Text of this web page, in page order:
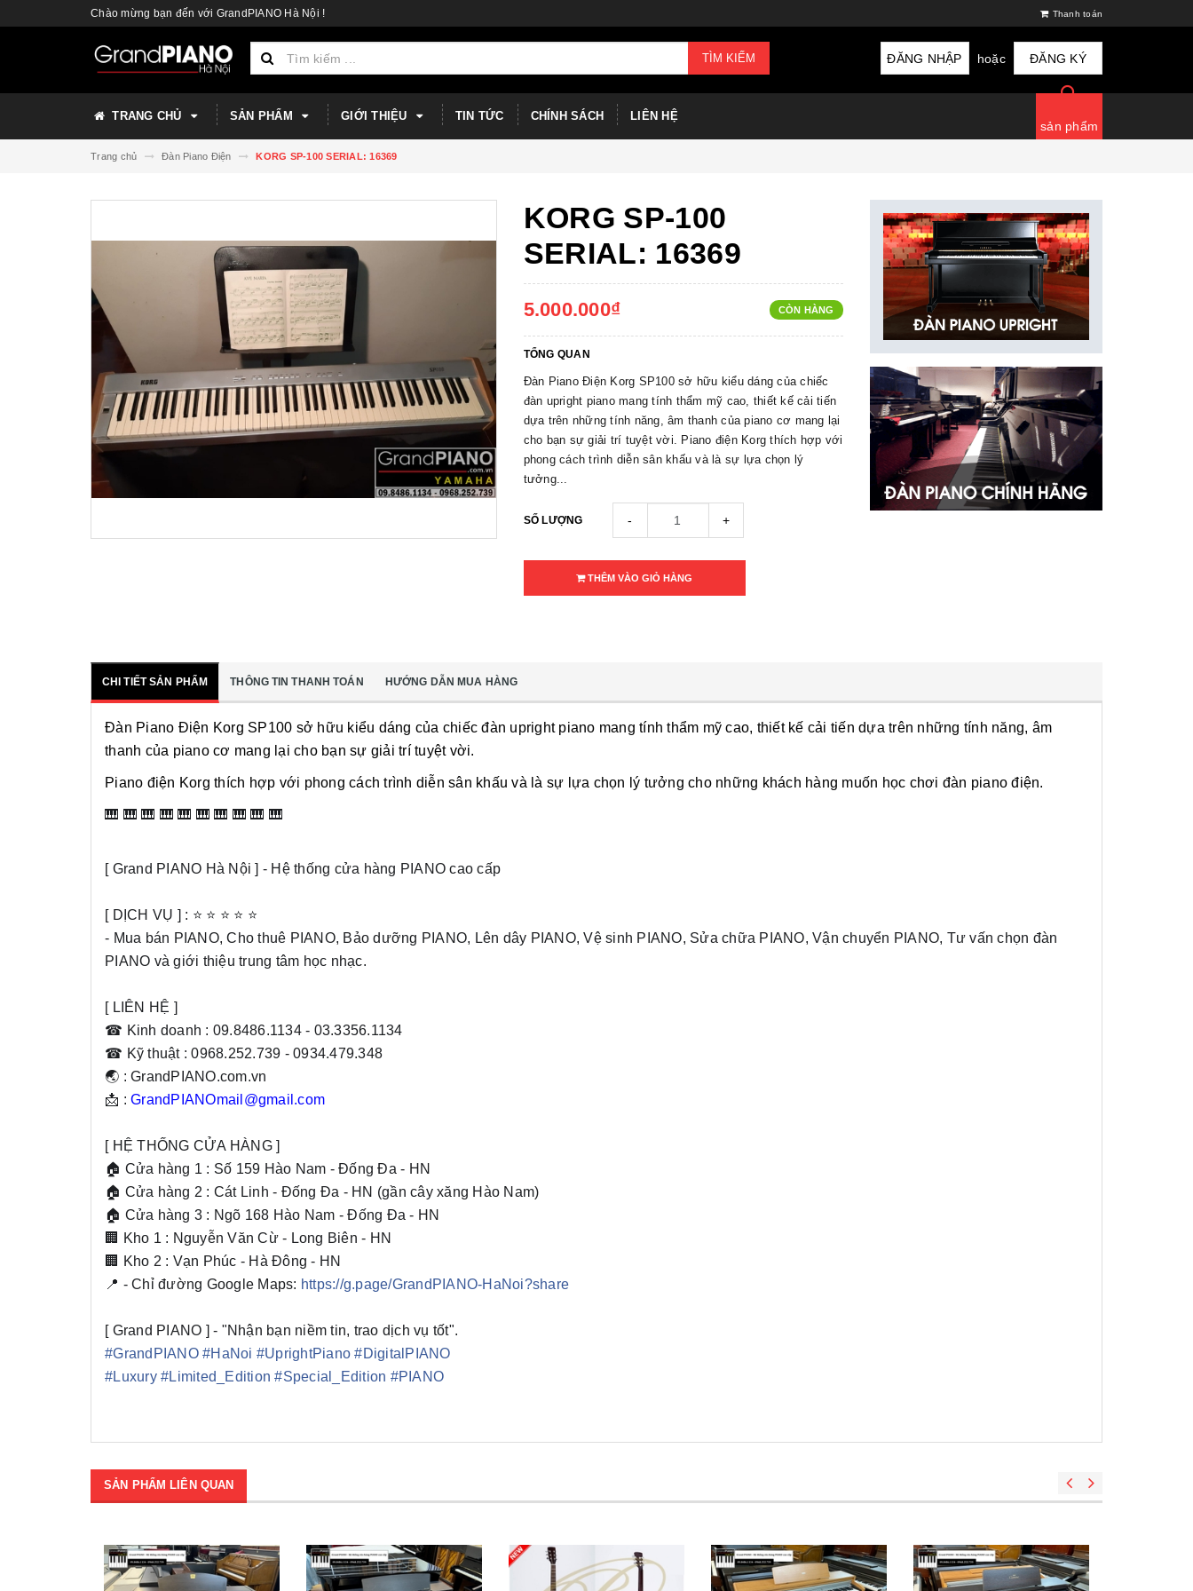
Chào mừng bạn đến với GrandPIANO Hà Nội ! Thanh toán
TÌM KIẾM ĐĂNG NHẬP hoặc ĐĂNG KÝ
TRANG CHỦ SẢN PHẨM GIỚI THIỆU TIN TỨC CHÍNH SÁCH LIÊN HỆ
sản phẩm
Trang chủ Đàn Piano Điện KORG SP-100 SERIAL: 16369
KORG SP-100
SERIAL: 16369
5.000.000₫ CÒN HÀNG
TỔNG QUAN
Đàn Piano Điện Korg SP100 sở hữu kiểu dáng của chiếc
đàn upright piano mang tính thẩm mỹ cao, thiết kế cải tiến
dựa trên những tính năng, âm thanh của piano cơ mang lại
cho bạn sự giải trí tuyệt vời. Piano điện Korg thích hợp với
phong cách trình diễn sân khấu và là sự lựa chọn lý
tưởng...
SỐ LƯỢNG - +
THÊM VÀO GIỎ HÀNG
CHI TIẾT SẢN PHẨM THÔNG TIN THANH TOÁN HƯỚNG DẪN MUA HÀNG
Đàn Piano Điện Korg SP100 sở hữu kiểu dáng của chiếc đàn upright piano mang tính thẩm mỹ cao, thiết kế cải tiến dựa trên những tính năng, âm
thanh của piano cơ mang lại cho bạn sự giải trí tuyệt vời.
Piano điện Korg thích hợp với phong cách trình diễn sân khấu và là sự lựa chọn lý tưởng cho những khách hàng muốn học chơi đàn piano điện.
🎹 🎹 🎹 🎹 🎹 🎹 🎹 🎹 🎹 🎹
[ Grand PIANO Hà Nội ] - Hệ thống cửa hàng PIANO cao cấp
[ DỊCH VỤ ] : ⭐ ⭐ ⭐ ⭐ ⭐
- Mua bán PIANO, Cho thuê PIANO, Bảo dưỡng PIANO, Lên dây PIANO, Vệ sinh PIANO, Sửa chữa PIANO, Vận chuyển PIANO, Tư vấn chọn đàn
PIANO và giới thiệu trung tâm học nhạc.
[ LIÊN HỆ ]
☎ Kinh doanh : 09.8486.1134 - 03.3356.1134
☎ Kỹ thuật : 0968.252.739 - 0934.479.348
🌏 : GrandPIANO.com.vn
📩 : GrandPIANOmail@gmail.com
[ HỆ THỐNG CỬA HÀNG ]
🏠 Cửa hàng 1 : Số 159 Hào Nam - Đống Đa - HN
🏠 Cửa hàng 2 : Cát Linh - Đống Đa - HN (gần cây xăng Hào Nam)
🏠 Cửa hàng 3 : Ngõ 168 Hào Nam - Đống Đa - HN
🏢 Kho 1 : Nguyễn Văn Cừ - Long Biên - HN
🏢 Kho 2 : Vạn Phúc - Hà Đông - HN
📍 - Chỉ đường Google Maps: https://g.page/GrandPIANO-HaNoi?share
[ Grand PIANO ] - "Nhận bạn niềm tin, trao dịch vụ tốt".
#GrandPIANO #HaNoi #UprightPiano #DigitalPIANO
#Luxury #Limited_Edition #Special_Edition #PIANO
SẢN PHẨM LIÊN QUAN